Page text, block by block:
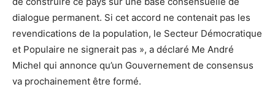
dialogue permanent. Si cet accord ne contenait pas les
revendications de la population, le Secteur Démocratique
et Populaire ne signerait pas », a déclaré Me André
Michel qui annonce qu’un Gouvernement de consensus
va prochainement être formé.